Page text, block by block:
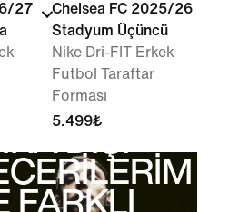
27
Chelsea FC 2025/26
Stadyum Üçüncü
Nike Dri-FIT Erkek
Futbol Taraftar
Forması
5.499₺
DIŞI